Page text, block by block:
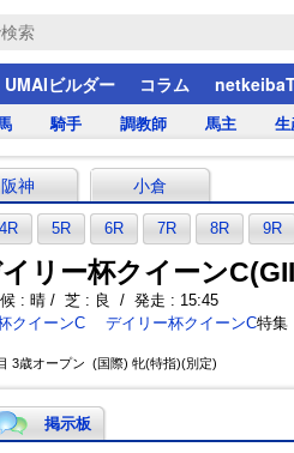
UMAIビルダー コラム
騎手 調教師 馬主 生
阪神 小倉
4R 5R 6R 7R 8R 9R
リー杯クイーン
: 晴 / 芝 : 良 / 発走 : 15:45
クイーンC
デイリー杯クイーンC特集
3歳オープン (国際) 牝(特指)(別定)
掲示板